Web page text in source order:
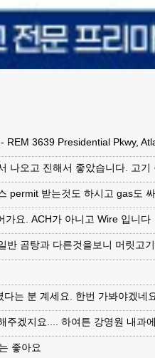
REM 3639 Presidential Pkwy,
나오고 진해서 좋았습니다. 고
permit 받는것도 하시고 gas도
가요. ACH가 아니고 Wire 입니다
반 곰탕과 다른것을보니 머릿고
는 분 계세요. 한번 가봐야겠네
주겠지요.... 하여튼 강영원 내과
좋아요